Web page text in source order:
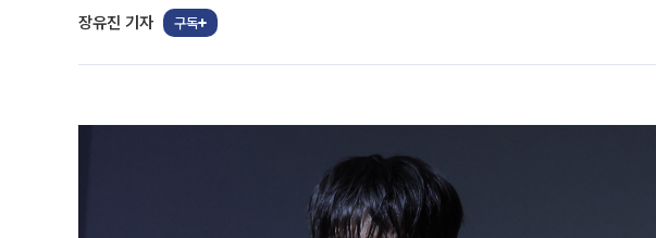
장유진 기자 구독